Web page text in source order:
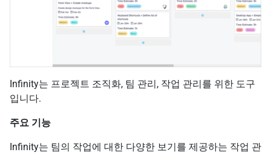
Infinity는 프로젝트 조직화, 팀 관리, 작업 관리를 위한 도구
입니다.
주요 기능
Infinity는 팀의 작업에 대한 다양한 보기를 제공하는 작업 관